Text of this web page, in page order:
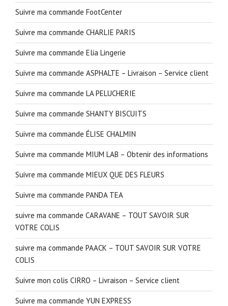
Suivre ma commande FootCenter
Suivre ma commande CHARLIE PARIS
Suivre ma commande Elia Lingerie
Suivre ma commande ASPHALTE – Livraison – Service client
Suivre ma commande LA PELUCHERIE
Suivre ma commande SHANTY BISCUITS
Suivre ma commande ÉLISE CHALMIN
Suivre ma commande MIUM LAB – Obtenir des informations
Suivre ma commande MIEUX QUE DES FLEURS
Suivre ma commande PANDA TEA
suivre ma commande CARAVANE – TOUT SAVOIR SUR
VOTRE COLIS
suivre ma commande PAACK – TOUT SAVOIR SUR VOTRE
COLIS
Suivre mon colis CIRRO – Livraison – Service client
Suivre ma commande YUN EXPRESS